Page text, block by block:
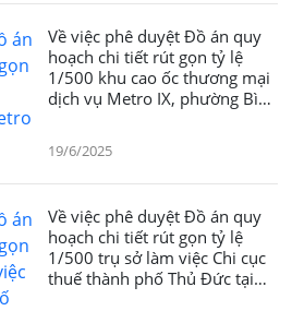
Về việc phê duyệt Đồ án quy
hoạch chi tiết rút gọn tỷ lệ
1/500 khu cao ốc thương mại
dịch vụ Metro IX, phường Bình
19/6/2025
Về việc phê duyệt Đồ án quy
hoạch chi tiết rút gọn tỷ lệ
1/500 trụ sở làm việc Chi cục
thuế thành phố Thủ Đức tại